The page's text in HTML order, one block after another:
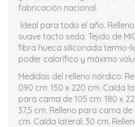
fabricación nacional.
Ideal para todo el año.
suave tacto seda. Tejido de
fibra hueca siliconada termo-
poder calorífico y máximo
Medidas del relleno nórdico:
090 cm: 150 x 220 cm. Caída
para cama de 105 cm: 180 x
37,5 cm. Relleno para cama de
cm. Caída lateral: 30 cm.